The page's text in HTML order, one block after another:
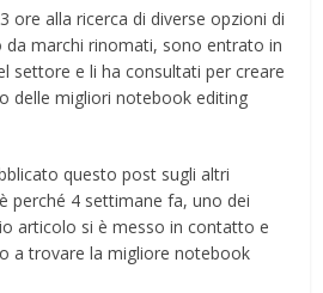
ore alla ricerca di diverse opzioni di
marchi rinomati, sono entrato in
settore e li ha consultati per creare
delle migliori notebook editing
questo post sugli altri
perché 4 settimane fa, uno dei
articolo si è messo in contatto e
a trovare la migliore notebook